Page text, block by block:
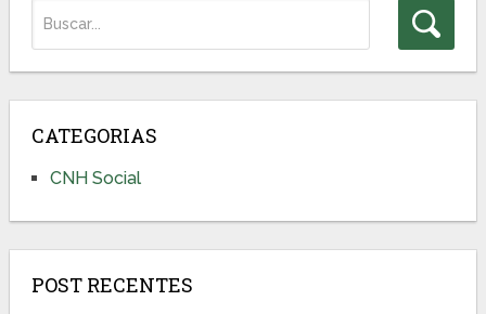
CATEGORIAS
CNH Social
POST RECENTES